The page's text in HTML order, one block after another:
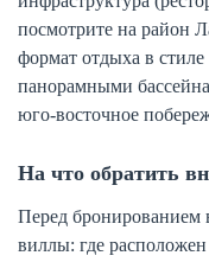
посмотрите на район
формат отдыха в
панорамными
юго-восточное
На что обратить
Перед бронированием
виллы: где